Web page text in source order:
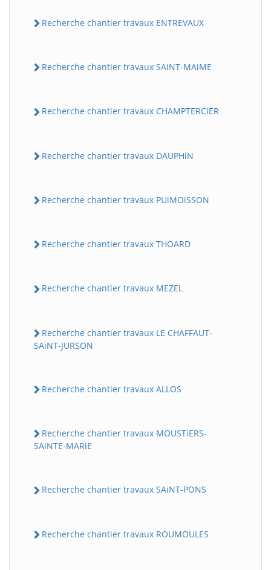
Recherche chantier travaux ENTREVAUX
Recherche chantier travaux SAiNT-MAiME
Recherche chantier travaux CHAMPTERCiER
Recherche chantier travaux DAUPHiN
Recherche chantier travaux PUiMOiSSON
Recherche chantier travaux THOARD
Recherche chantier travaux MEZEL
Recherche chantier travaux LE CHAFFAUT-
SAiNT-JURSON
Recherche chantier travaux ALLOS
Recherche chantier travaux MOUSTiERS-
SAiNTE-MARiE
Recherche chantier travaux SAiNT-PONS
Recherche chantier travaux ROUMOULES